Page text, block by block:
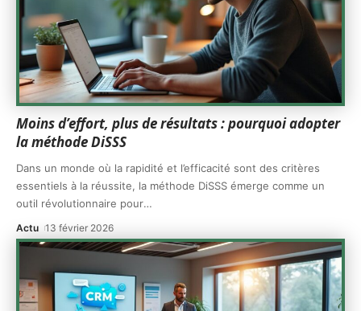
Moins d’effort, plus de résultats : pourquoi adopter
la méthode DiSSS
Dans un monde où la rapidité et l’efficacité sont des critères
essentiels à la réussite, la méthode DiSSS émerge comme un
outil révolutionnaire pour…
Actu 13 février 2026